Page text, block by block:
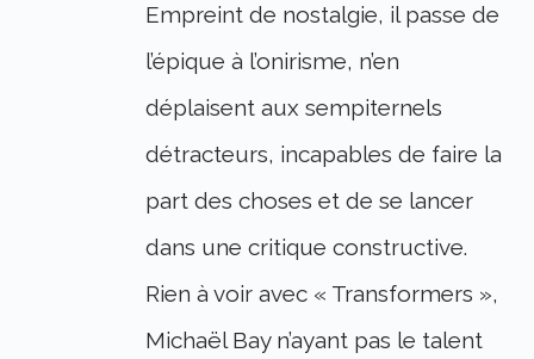
Empreint de nostalgie, il passe de
l’épique à l’onirisme, n’en
déplaisent aux sempiternels
détracteurs, incapables de faire la
part des choses et de se lancer
dans une critique constructive.
Rien à voir avec « Transformers »,
Michaël Bay n’ayant pas le talent